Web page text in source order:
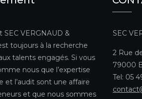
SEC VERGNAUD &
toujours à la recherche
talents engagés. Si vous
nous que l’expertise
et l’audit sont une affaire
et que nous sommes
SEC
2 Rue
79000
Tel: 05